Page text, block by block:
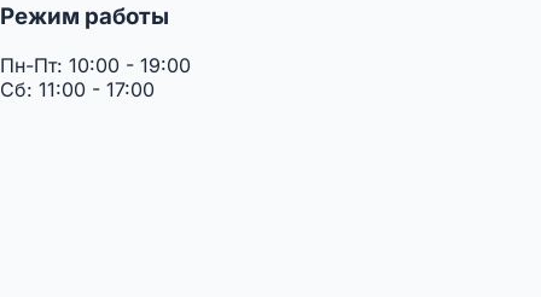
Режим работы
Пн-Пт: 10:00 - 19:00
Сб: 11:00 - 17:00